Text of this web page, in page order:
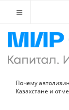
Почему
Казахстане и